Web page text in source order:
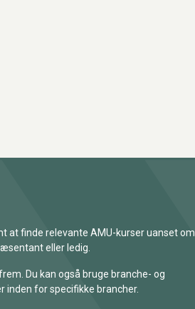
at finde relevante AMU-kurser uanset om
eller ledig.
Du kan også bruge branche- og
inden for specifikke brancher.